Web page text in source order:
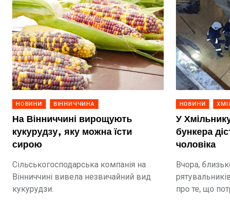
НОВИНИ ВІННИЧЧИНА
На Вінниччині вирощують
кукурудзу, яку можна їсти
сирою
Сільськогосподарська компанія на
Вінниччині вивела незвичайний вид
кукурудзи.
НОВИНИ
У
бункера
чоловіка
Вчора,
про те, що